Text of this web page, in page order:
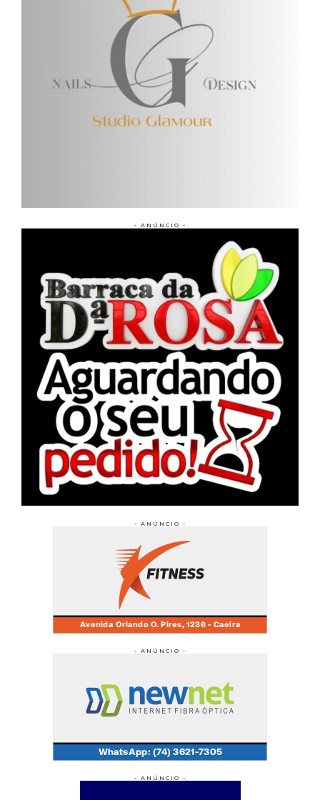
- ANÚNCIO -
- ANÚNCIO -
- ANÚNCIO -
- ANÚNCIO -